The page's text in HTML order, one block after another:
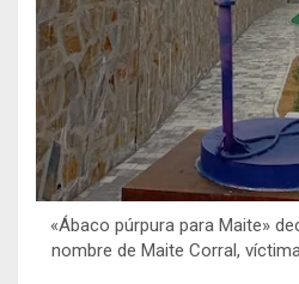
«Ábaco púrpura para Maite»
nombre de Maite Corral,